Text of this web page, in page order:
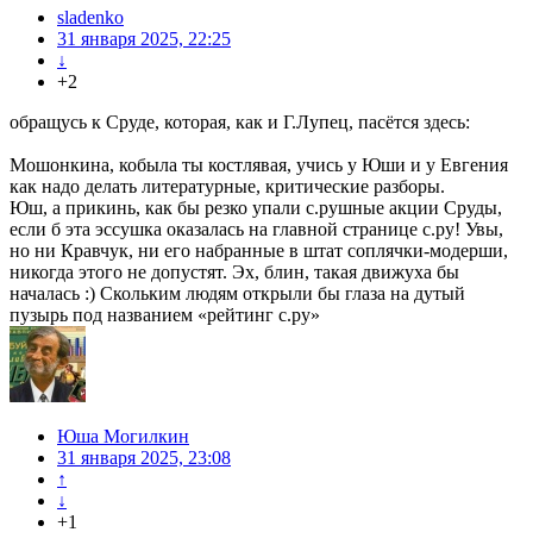
sladenko
31 января 2025, 22:25
↓
+2
обращусь к Сруде, которая, как и Г.Лупец, пасётся здесь:
Мошонкина, кобыла ты костлявая, учись у Юши и у Евгения
как надо делать литературные, критические разборы.
Юш, а прикинь, как бы резко упали с.рушные акции Сруды,
если б эта эссушка оказалась на главной странице с.ру! Увы,
но ни Кравчук, ни его набранные в штат соплячки-модерши,
никогда этого не допустят. Эх, блин, такая движуха бы
началась :) Скольким людям открыли бы глаза на дутый
пузырь под названием «рейтинг с.ру»
Юша Могилкин
31 января 2025, 23:08
↑
↓
+1